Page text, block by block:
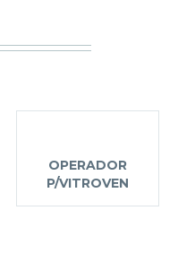
OPERADOR
P/VITROVEN